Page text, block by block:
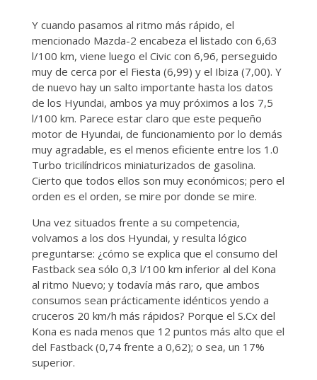
Y cuando pasamos al ritmo más rápido, el
mencionado Mazda-2 encabeza el listado con 6,63
l/100 km, viene luego el Civic con 6,96, perseguido
muy de cerca por el Fiesta (6,99) y el Ibiza (7,00). Y
de nuevo hay un salto importante hasta los datos
de los Hyundai, ambos ya muy próximos a los 7,5
l/100 km. Parece estar claro que este pequeño
motor de Hyundai, de funcionamiento por lo demás
muy agradable, es el menos eficiente entre los 1.0
Turbo tricilíndricos miniaturizados de gasolina.
Cierto que todos ellos son muy económicos; pero el
orden es el orden, se mire por donde se mire.
Una vez situados frente a su competencia,
volvamos a los dos Hyundai, y resulta lógico
preguntarse: ¿cómo se explica que el consumo del
Fastback sea sólo 0,3 l/100 km inferior al del Kona
al ritmo Nuevo; y todavía más raro, que ambos
consumos sean prácticamente idénticos yendo a
cruceros 20 km/h más rápidos? Porque el S.Cx del
Kona es nada menos que 12 puntos más alto que el
del Fastback (0,74 frente a 0,62); o sea, un 17%
superior.